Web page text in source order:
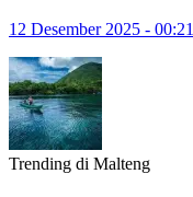
12 Desember 2025 -
Trending di Malteng